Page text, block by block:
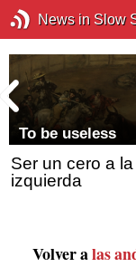
News in Slow
To be useless
Ser un cero a la
izquierda
Volver alas